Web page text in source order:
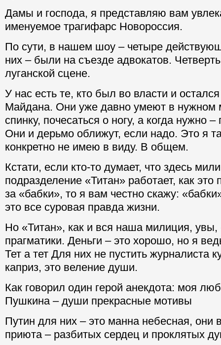
Дамы и господа, я представляю вам
именуемое трагифарс Новороссия.
По сути, в нашем шоу – четыре
них – были на съезде адвокатов.
луганской сцене.
У нас есть те, кто был во власти и
Майдана. Они уже давно умеют в нужном
спинку, почесаться о ногу, а когда нужно –
Они и дерьмо оближут, если надо. Это я
конкретно не имею в виду. В общем.
Кстати, если кто-то думает, что здесь
подразделение «Титан» работает, как это
за «бабки», то я вам честно скажу:
это все суровая правда жизни.
Но «Титан», как и вся наша милиция, увы,
прагматики. Деньги – это хорошо, но я
Тет а тет Для них не пустить журналиста
каприз, это веление души.
Как говорил один герой анекдота: моя
Пушкина – души прекрасные мотивы
Путин для них – это манна небесная, они
приюта – разбитых сердец и проклятых